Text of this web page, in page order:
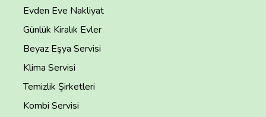
Evden Eve Nakliyat
Günlük Kiralık Evler
Beyaz Eşya Servisi
Klima Servisi
Temizlik Şirketleri
Kombi Servisi